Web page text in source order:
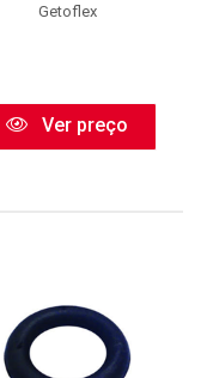
Getoflex
Ver preço